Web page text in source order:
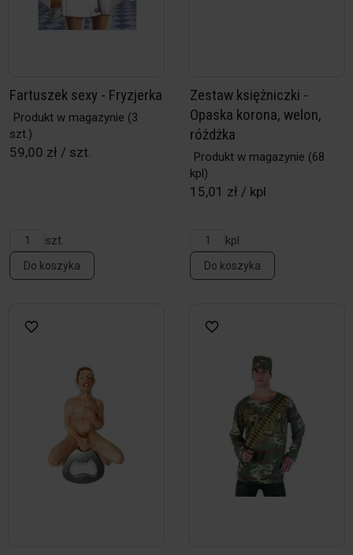
Fartuszek sexy - Fryzjerka
Produkt w magazynie (3
szt.)
59,00 zł / szt.
szt.
Do koszyka
Zestaw księżniczki -
Opaska korona, welon,
różdżka
Produkt w magazynie (68
kpl)
15,01 zł / kpl
kpl
Do koszyka